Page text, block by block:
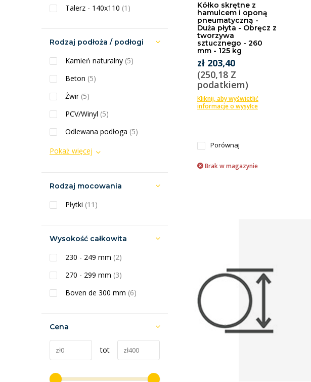
Kółko skrętne z
hamulcem i oponą
pneumatyczną -
Duża płyta - Obręcz z
tworzywa
sztucznego - 260
mm - 125 kg
zł 203,40
(250,18 Z
podatkiem)
Kliknij, aby wyświetlić
informacje o wysyłce
Porównaj
Brak w magazynie
Talerz - 140x110 (1)
Rodzaj podłoża / podłogi
Kamień naturalny (5)
Beton (5)
Żwir (5)
PCV/Winyl (5)
Odlewana podłoga (5)
Pokaż więcej
Rodzaj mocowania
Płytki (11)
Wysokość całkowita
230 - 249 mm (2)
270 - 299 mm (3)
Boven de 300 mm (6)
Cena
tot